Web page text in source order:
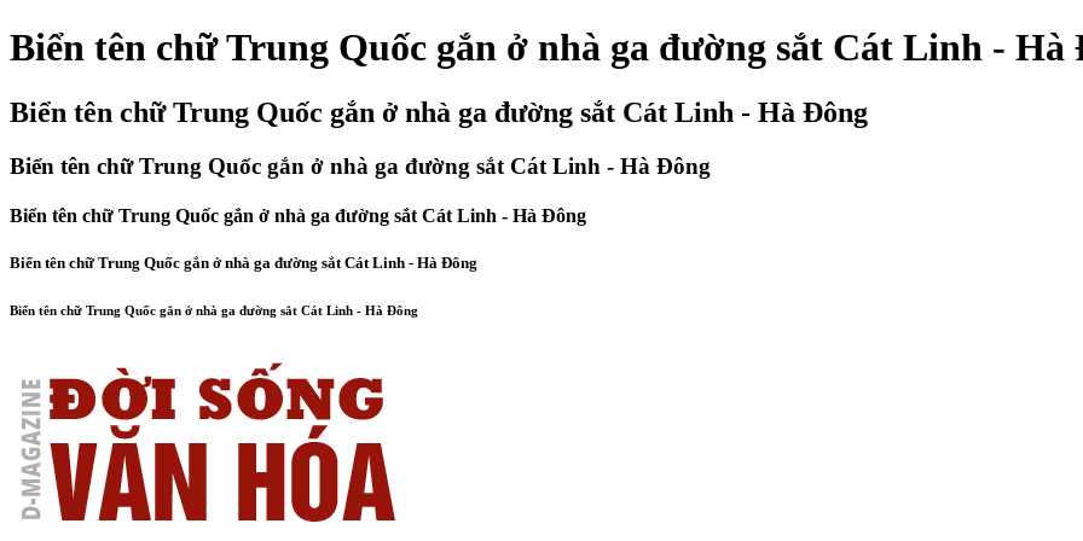
Biển tên chữ Trung Quốc gắn ở nhà ga đường sắt Cát Linh - Hà
Biển tên chữ Trung Quốc gắn ở nhà ga đường sắt Cát Linh - Hà Đông
Biển tên chữ Trung Quốc gắn ở nhà ga đường sắt Cát Linh - Hà Đông
Biển tên chữ Trung Quốc gắn ở nhà ga đường sắt Cát Linh - Hà Đông
Biển tên chữ Trung Quốc gắn ở nhà ga đường sắt Cát Linh - Hà Đông
Biển tên chữ Trung Quốc gắn ở nhà ga đường sắt Cát Linh - Hà Đông